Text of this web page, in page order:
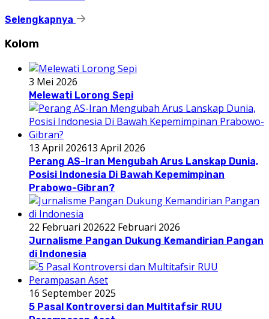
Selengkapnya
Kolom
3 Mei 2026
Melewati Lorong Sepi
13 April 202613 April 2026
Perang AS-Iran Mengubah Arus Lanskap Dunia,
Posisi Indonesia Di Bawah Kepemimpinan
Prabowo-Gibran?
22 Februari 202622 Februari 2026
Jurnalisme Pangan Dukung Kemandirian Pangan
di Indonesia
16 September 2025
5 Pasal Kontroversi dan Multitafsir RUU